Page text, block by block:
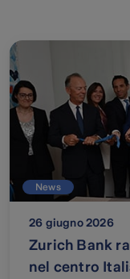
News
26 giugno 2026
Zurich Bank
nel centro